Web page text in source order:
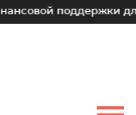
для малых